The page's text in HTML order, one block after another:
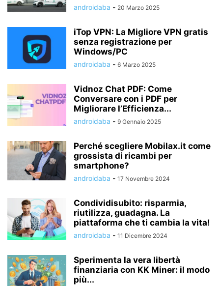
androidaba - 20 Marzo 2025
iTop VPN: La Migliore VPN gratis
senza registrazione per
Windows/PC
androidaba - 6 Marzo 2025
Vidnoz Chat PDF: Come
Conversare con i PDF per
Migliorare l’Efficienza...
androidaba - 9 Gennaio 2025
Perché scegliere Mobilax.it come
grossista di ricambi per
smartphone?
androidaba - 17 Novembre 2024
Condividisubito: risparmia,
riutilizza, guadagna. La
piattaforma che ti cambia la vita!
androidaba - 11 Dicembre 2024
Sperimenta la vera libertà
finanziaria con KK Miner: il modo
più...